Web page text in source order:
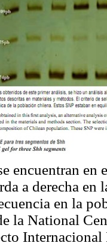
encuentran
a derecha en
en la
la National